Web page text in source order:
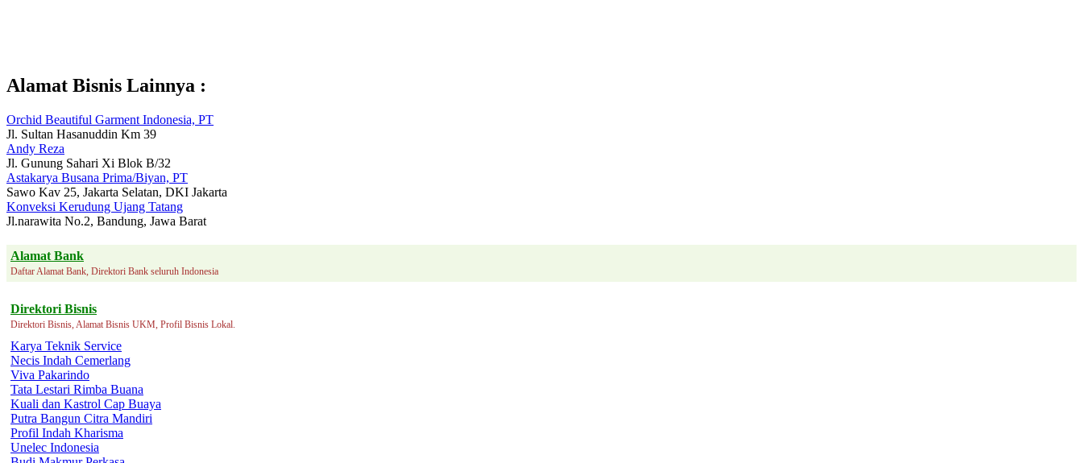
Alamat Bisnis Lainnya :
Orchid Beautiful Garment Indonesia, PT
Jl. Sultan Hasanuddin Km 39
Andy Reza
Jl. Gunung Sahari Xi Blok B/32
Astakarya Busana Prima/Biyan, PT
Sawo Kav 25, Jakarta Selatan, DKI Jakarta
Konveksi Kerudung Ujang Tatang
Jl.narawita No.2, Bandung, Jawa Barat
Alamat Bank
Daftar Alamat Bank, Direktori Bank seluruh Indonesia
Direktori Bisnis
Direktori Bisnis, Alamat Bisnis UKM, Profil Bisnis Lokal.
Karya Teknik Service
Necis Indah Cemerlang
Viva Pakarindo
Tata Lestari Rimba Buana
Kuali dan Kastrol Cap Buaya
Putra Bangun Citra Mandiri
Profil Indah Kharisma
Unelec Indonesia